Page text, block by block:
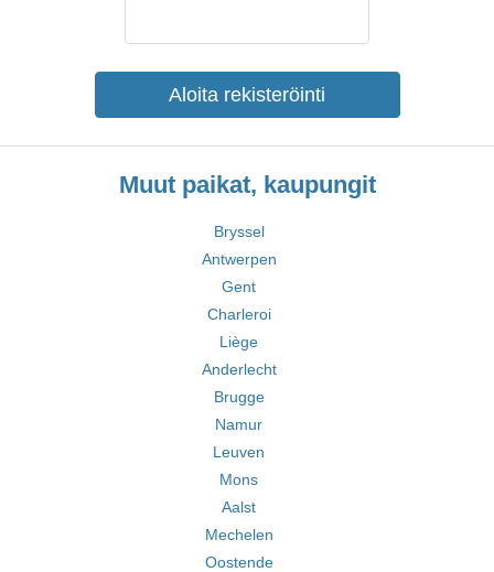
Aloita rekisteröinti
Muut paikat, kaupungit
Bryssel
Antwerpen
Gent
Charleroi
Liège
Anderlecht
Brugge
Namur
Leuven
Mons
Aalst
Mechelen
Oostende